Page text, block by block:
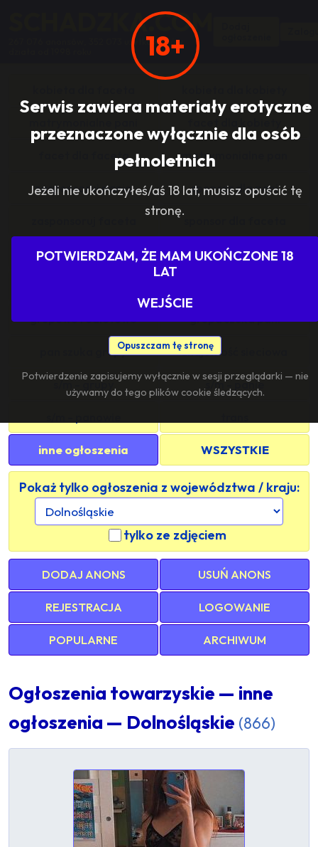
18+
Serwis zawiera materiały erotyczne
przeznaczone wyłącznie dla osób
pełnoletnich
Jeżeli nie ukończyłeś/aś 18 lat, musisz opuścić tę
stronę.
POTWIERDZAM, ŻE MAM UKOŃCZONE 18
LAT
WEJŚCIE
Opuszczam tę stronę
Potwierdzenie zapisujemy wyłącznie w sesji przeglądarki — nie
używamy do tego plików cookie śledzących.
SCHADZKA.COM
267 076 anonsów, 352 073 użytkowników,
facet dla faceta matrymonialne pan
zasponsoruj panią sponsor dla pani
sponsoring grupy agencje towarzyskie
grupowo i odlotowo grupa szuka pani
pan szuka grupy znajomość sieciowa
s/m - grupy s/m - panie
inne ogłoszenia WSZYSTKIE
Pokaż tylko ogłoszenia z województwa / kraju:
tylko ze zdjęciem
DODAJ ANONS USUŃ ANONS
REJESTRACJA LOGOWANIE
POPULARNE ARCHIWUM
Ogłoszenia towarzyskie — inne
ogłoszenia — Dolnośląskie (866)